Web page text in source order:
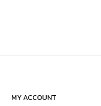
MY ACCOUNT